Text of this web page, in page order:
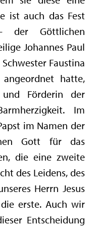
ist auch das Fest
der Göttlichen
Johannes Paul
Faustina
hatte,
Förderin der
Im
im Namen der
Gott für das
die eine zweite
des Leidens, des
Herrn Jesus
erste. Auch wir
Entscheidung